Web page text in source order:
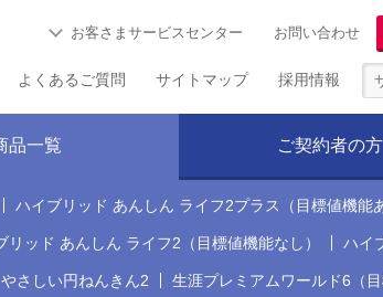
お客さまサービスセンター お問い合わせ
よくあるご質問 サイトマップ 採用情報
品一覧 ご契約者の方
ハイブリッド あんしん ライフ2プラス（目標値機能
リッド あんしん ライフ2（目標値機能なし） ハイ
やさしい円ねんきん2 生涯プレミアムワールド6（目